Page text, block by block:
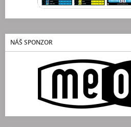
NÁŠ SPONZOR